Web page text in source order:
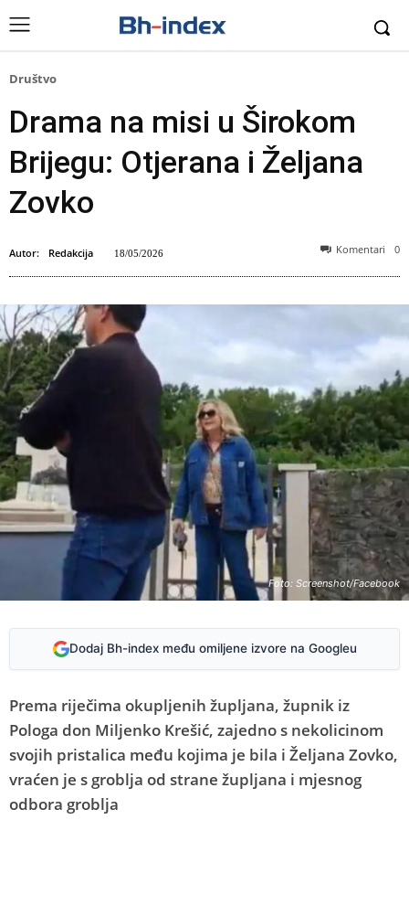
Društvo
Drama na misi u Širokom
Brijegu: Otjerana i Željana
Zovko
Autor: Redakcija 18/05/2026 Komentari 0
Foto: Screenshot/Facebook
Dodaj Bh-index među omiljene izvore na Googleu
Prema riječima okupljenih župljana, župnik iz
Pologa don Miljenko Krešić, zajedno s nekolicinom
svojih pristalica među kojima je bila i Željana Zovko,
vraćen je s groblja od strane župljana i mjesnog
odbora groblja